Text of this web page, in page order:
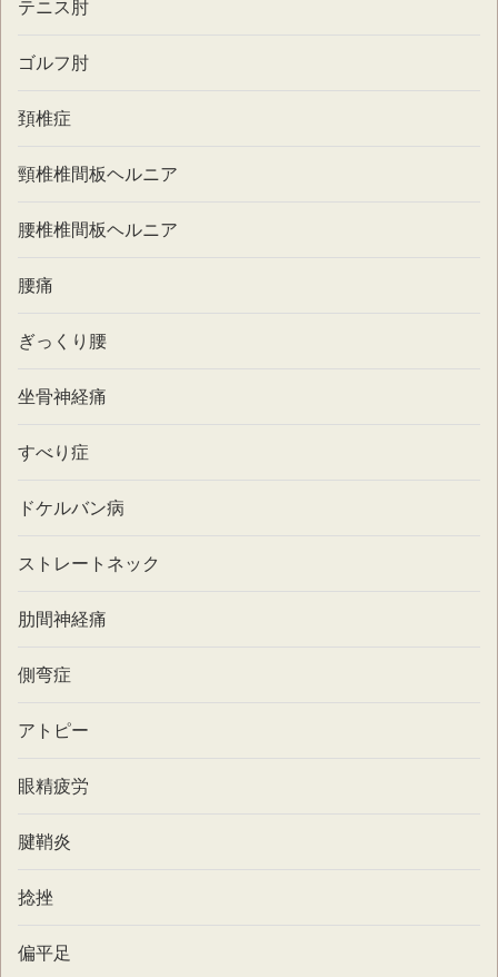
テニス肘
ゴルフ肘
頚椎症
頸椎椎間板ヘルニア
腰椎椎間板ヘルニア
腰痛
ぎっくり腰
坐骨神経痛
すべり症
ドケルバン病
ストレートネック
肋間神経痛
側弯症
アトピー
眼精疲労
腱鞘炎
捻挫
偏平足